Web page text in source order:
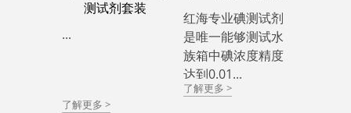
测试剂套装
...
了解更多 >
红海专业碘测试剂
是唯一能够测试水
族箱中碘浓度精度
达到0.01...
了解更多 >